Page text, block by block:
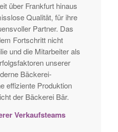
über Frankfurt hinaus
Qualität, für ihre
Partner. Das
Fortschritt nicht
und die Mitarbeiter als
unserer
Bäckerei-
effiziente Produktion
der Bäckerei Bär.
Verkaufsteams